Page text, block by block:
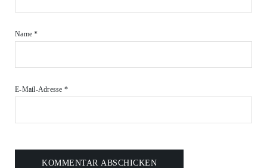
Name*
E-Mail-Adresse *